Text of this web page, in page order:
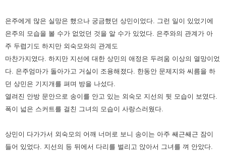
은주에게 많은 실망은 했으나 궁금했던 상민이었다. 그런 일이 있었기에
은주의 모습을 볼 수가 없었던 것을 알 수가 있었다. 은주와의 관계가 아
주 두렵기도 하지만 외숙모와의 관계도
마찬가지였다. 하지만 지선에 대한 상민의 애정은 두려움 이상의 열망이었
다. 은주엄마가 돌아가고 거실이 조용해졌다. 한동안 문제지와 씨름을 하
던 상민은 기지개를 펴며 방을 나섰다.
열려진 안방 문안으로 송이를 안고 있는 외숙모 지선의 뒷 모습이 보였다.
폭이 넓은 스커트를 걸친 그녀의 모습이 사랑스러웠다.
상민이 다가가서 외숙모의 어깨 너머로 보니 송이는 아주 쌔근쌔근 잠이
들어 있었다. 지선의 등 뒤에서 다리를 벌리고 앉아서 그녀를 껴 안았다.